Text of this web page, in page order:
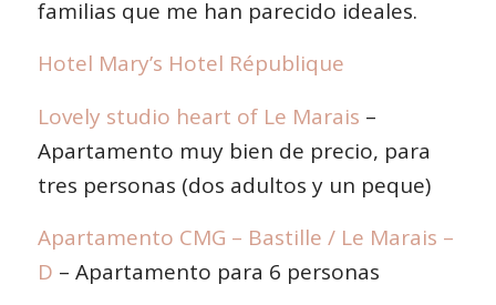
familias que me han parecido ideales.
Hotel Mary’s Hotel République
Lovely studio heart of Le Marais –
Apartamento muy bien de precio, para
tres personas (dos adultos y un peque)
Apartamento CMG – Bastille / Le Marais –
D – Apartamento para 6 personas